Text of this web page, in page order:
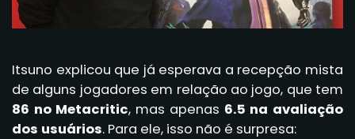
Itsuno explicou que já esperava a recepção mista
de alguns jogadores em relação ao jogo, que tem
86 no Metacritic, mas apenas 6.5 na avaliação
dos usuários. Para ele, isso não é surpresa: